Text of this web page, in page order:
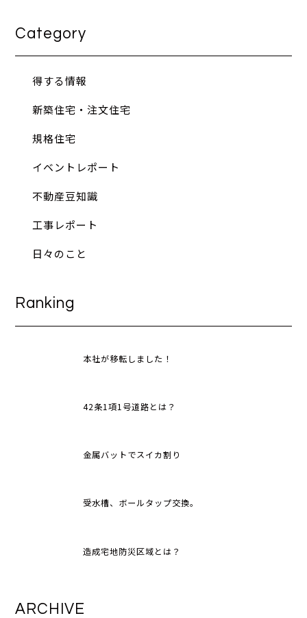
Category
得する情報
新築住宅・注文住宅
規格住宅
イベントレポート
不動産豆知識
工事レポート
日々のこと
Ranking
本社が移転しました！
42条1項1号道路とは？
金属バットでスイカ割り
受水槽、ボールタップ交換。
造成宅地防災区域とは？
ARCHIVE